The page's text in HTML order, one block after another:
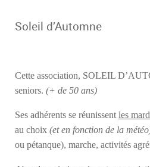
Soleil d’Automne
Cette association, SOLEIL
seniors. (+ de 50 ans)
Ses adhérents se réunissent les
au choix (et en fonction de la
ou pétanque), marche, activités